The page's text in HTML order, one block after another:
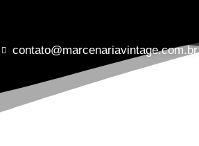
contato@marcenariavintage.com.br